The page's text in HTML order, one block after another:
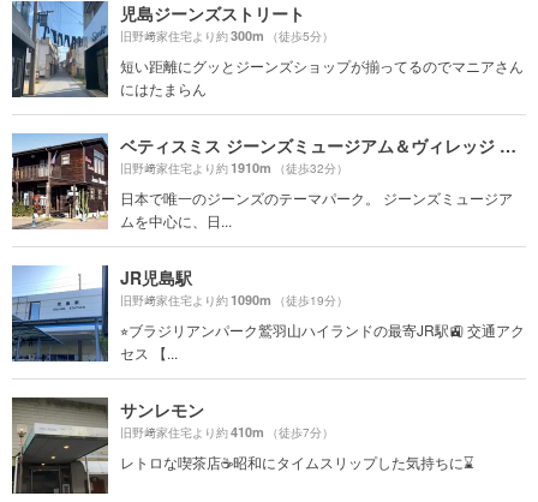
児島ジーンズストリート
旧野﨑家住宅より約300m （徒歩5分）
短い距離にグッとジーンズショップが揃ってるのでマニアさん
にはたまらん
ベティスミス ジーンズミュージアム＆ヴィレッジ （Betty Smith JEANS MUSEUM&VILLAGE）
旧野﨑家住宅より約1910m （徒歩32分）
日本で唯一のジーンズのテーマパーク。 ジーンズミュージア
ムを中心に、日...
JR児島駅
旧野﨑家住宅より約1090m （徒歩19分）
⭐︎ブラジリアンパーク鷲羽山ハイランドの最寄JR駅🚉 交通アク
セス 【...
サンレモン
旧野﨑家住宅より約410m （徒歩7分）
レトロな喫茶店☕️昭和にタイムスリップした気持ちに⌛️